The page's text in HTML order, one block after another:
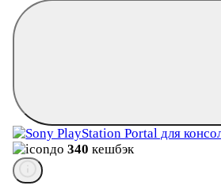
до340 кешбэк